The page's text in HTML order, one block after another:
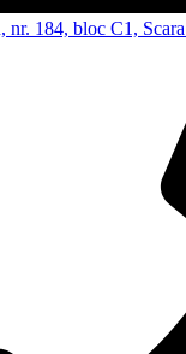
nr. 184, bloc C1,